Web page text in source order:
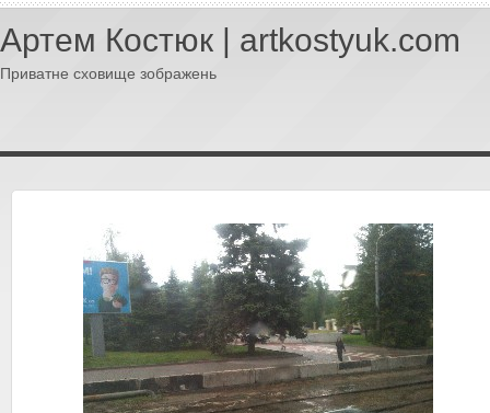
Артем Костюк | artkostyuk.com
Приватне сховище зображень